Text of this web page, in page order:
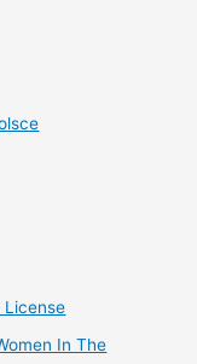
License
In The